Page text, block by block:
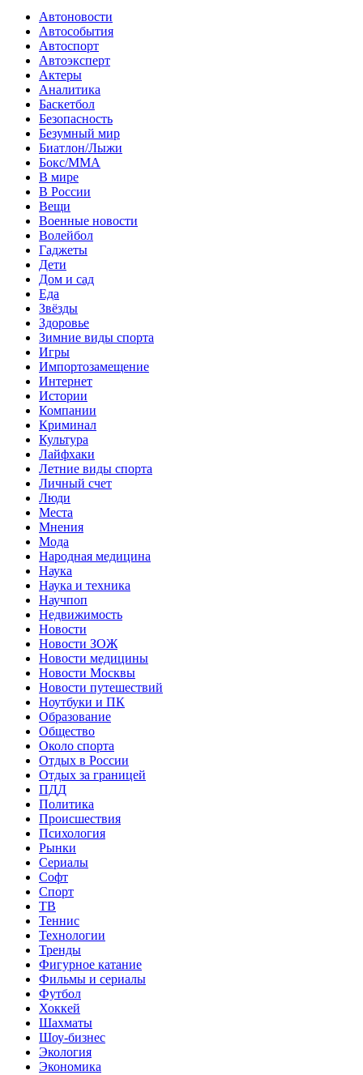
Автоновости
Автособытия
Автоспорт
Автоэксперт
Актеры
Аналитика
Баскетбол
Безопасность
Безумный мир
Биатлон/Лыжи
Бокс/MMA
В мире
В России
Вещи
Военные новости
Волейбол
Гаджеты
Дети
Дом и сад
Еда
Звёзды
Здоровье
Зимние виды спорта
Игры
Импортозамещение
Интернет
Истории
Компании
Криминал
Культура
Лайфхаки
Летние виды спорта
Личный счет
Люди
Места
Мнения
Мода
Народная медицина
Наука
Наука и техника
Научпоп
Недвижимость
Новости
Новости ЗОЖ
Новости медицины
Новости Москвы
Новости путешествий
Ноутбуки и ПК
Образование
Общество
Около спорта
Отдых в России
Отдых за границей
ПДД
Политика
Происшествия
Психология
Рынки
Сериалы
Софт
Спорт
ТВ
Теннис
Технологии
Тренды
Фигурное катание
Фильмы и сериалы
Футбол
Хоккей
Шахматы
Шоу-бизнес
Экология
Экономика